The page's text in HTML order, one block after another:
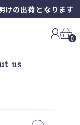
荷となります
0
us